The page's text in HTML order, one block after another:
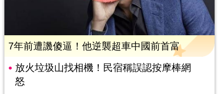
7年前遭譏傻逼！他逆襲超車中國前首富
放火垃圾山找相機！民宿稱誤認按摩棒網
怒